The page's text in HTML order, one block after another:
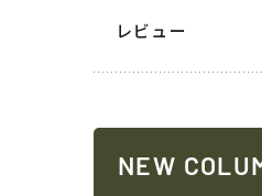
レビュー
NEW